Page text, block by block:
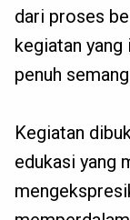
dari proses
kegiatan yang
penuh
Kegiatan
edukasi yang